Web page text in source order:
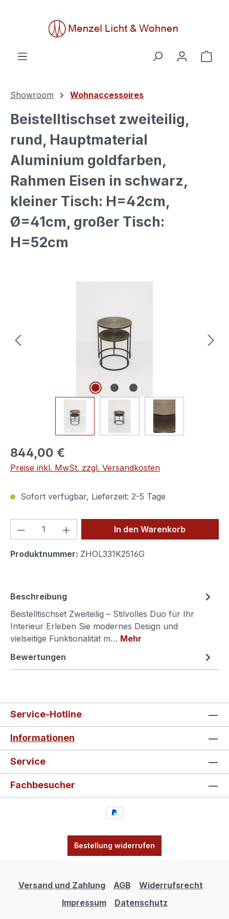
Showroom Wohnaccessoires
Beistelltischset zweiteilig,
rund, Hauptmaterial
Aluminium goldfarben,
Rahmen Eisen in schwarz,
kleiner Tisch: H=42cm,
Ø=41cm, großer Tisch:
H=52cm
844,00 €
Preise inkl. MwSt. zzgl. Versandkosten
Sofort verfügbar, Lieferzeit: 2-5 Tage
Produkt Anzahl: Gib denIn den Warenkorb
Produktnummer: ZHOL331K2516G
Beschreibung
Beistelltischset Zweiteilig – Stilvolles Duo für Ihr
Interieur Erleben Sie modernes Design und
vielseitige Funktionalität m… Mehr
Bewertungen
Service-Hotline
Informationen
Service
Fachbesucher
Bestellung widerrufen
Versand und Zahlung AGB
Widerrufsrecht
Impressum
Datenschutz